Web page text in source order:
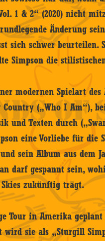
1 & 2“ (2020) nicht
Änderung
sich schwer beurteilen.
Simpson die
modernen Spielart
(„Who I Am“),
und Texten durch
eine Vorliebe für die
sein Album aus dem
darf gespannt sein,
Skies zukünftig trägt.
Tour in Amerika
wird sie als „Sturgill